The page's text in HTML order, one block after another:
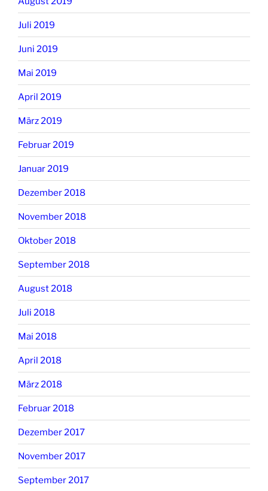
Juli 2019
Juni 2019
Mai 2019
April 2019
März 2019
Februar 2019
Januar 2019
Dezember 2018
November 2018
Oktober 2018
September 2018
August 2018
Juli 2018
Mai 2018
April 2018
März 2018
Februar 2018
Dezember 2017
November 2017
September 2017